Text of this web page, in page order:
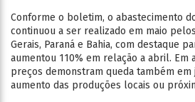
Conforme o boletim, o abastecimento
continuou a ser realizado em maio
Gerais, Paraná e Bahia, com destaque
aumentou 110% em relação a abril. Em
preços demonstram queda também
aumento das produções locais ou